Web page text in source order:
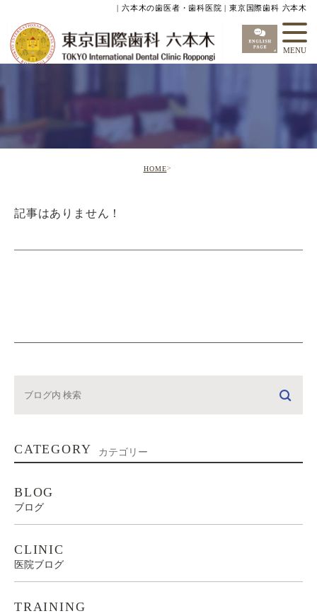
| 六本木の歯医者・歯科医院 | 東京国際歯科 六本木
HOME
記事はありません！
CATEGORY カテゴリー
BLOG
ブログ
CLINIC
医院ブログ
TRAINING